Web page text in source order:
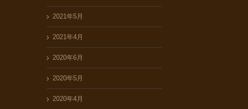
2021年5月
2021年4月
2020年6月
2020年5月
2020年4月